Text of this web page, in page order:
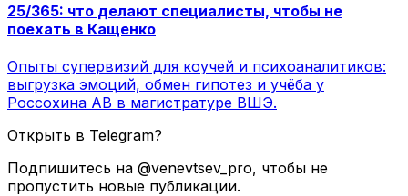
25/365: что делают специалисты, чтобы не
поехать в Кащенко
Опыты супервизий для коучей и психоаналитиков:
выгрузка эмоций, обмен гипотез и учёба у
Россохина АВ в магистратуре ВШЭ.
Открыть в Telegram?
Подпишитесь на @venevtsev_pro, чтобы не
пропустить новые публикации.